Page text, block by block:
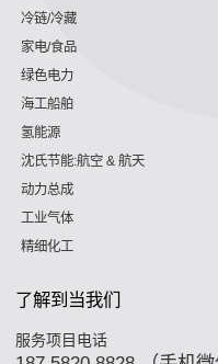
冷链/冷藏
家电/食品
绿色电力
海工船舶
氢能源
沈氏节能:航空 & 航天
动力总成
工业气体
精细化工
了解到当我们
服务项目电话